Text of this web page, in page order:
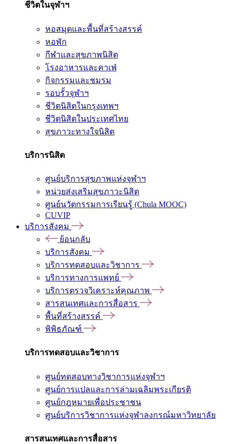
ชีวิตในจุฬาฯ
หอสมุดและพื้นที่สร้างสรรค์
หอพัก
กีฬาและสุขภาพนิสิต
โรงอาหารและคาเฟ่
กิจกรรมและชมรม
รอบรั้วจุฬาฯ
ชีวิตนิสิตในกรุงเทพฯ
ชีวิตนิสิตในประเทศไทย
สุขภาวะทางใจนิสิต
บริการนิสิต
ศูนย์บริการสุขภาพแห่งจุฬาฯ
หน่วยส่งเสริมสุขภาวะนิสิต
ศูนย์นวัตกรรมการเรียนรู้ (Chula MOOC)
CUVIP
บริการสังคม
ย้อนกลับ
บริการสังคม
บริการทดสอบและวิชาการ
บริการทางการแพทย์
บริการตรวจวิเคราะห์คุณภาพ
สารสนเทศและการสื่อสาร
พื้นที่สร้างสรรค์
พิพิธภัณฑ์
บริการทดสอบและวิชาการ
ศูนย์ทดสอบทางวิชาการแห่งจุฬาฯ
ศูนย์การแปลและการล่ามเฉลิมพระเกียรติ
ศูนย์กฎหมายเพื่อประชาชน
ศูนย์บริการวิชาการแห่งจุฬาลงกรณ์มหาวิทยาลัย
สารสนเทศและการสื่อสาร